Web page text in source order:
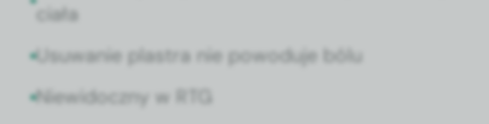
ciała
Usuwanie plas­tra nie powodu­je bólu
Niewidoczny w RTG